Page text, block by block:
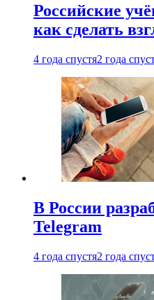
Российские
как сделать
4 года спустя2 года
В России
Telegram
4 года спустя2 года